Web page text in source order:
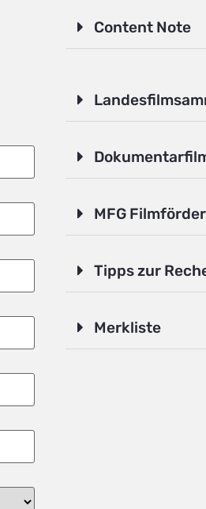
Content Note
MFG
Tipps zur
Merkliste